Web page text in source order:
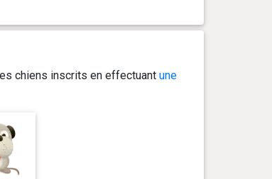
chiens inscrits en effectuant une